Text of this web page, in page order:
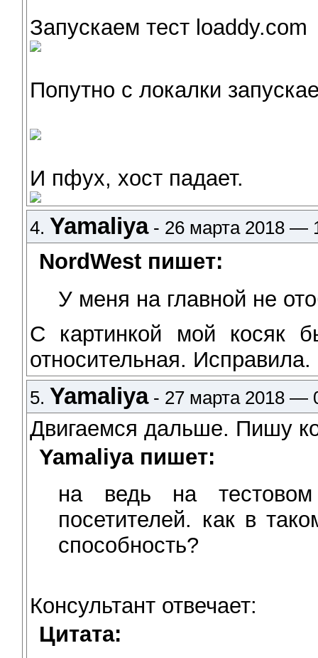
Запускаем тест loaddy.com
Попутно с локалки
И пфух, хост падает.
4. Yamaliya- 26 марта 2018 —
NordWest пишет:
У меня на главной не
С картинкой мой косяк
относительная. Исправила.
5. Yamaliya- 27 марта 2018 —
Двигаемся дальше. Пишу
Yamaliya пишет:
на ведь на
посетителей. как в
способность?
Консультант отвечает:
Цитата: